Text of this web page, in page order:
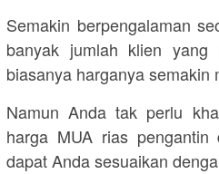
Semakin berpengalaman
banyak jumlah klien yang
biasanya harganya semakin
Namun Anda tak perlu
harga MUA rias
dapat Anda sesuaikan